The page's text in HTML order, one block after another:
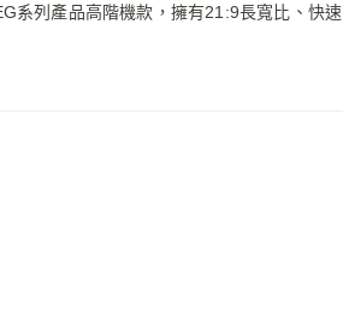
系列產品高階機款，擁有21:9長寬比、快速